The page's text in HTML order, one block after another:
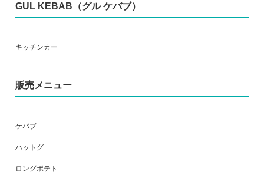
GUL KEBAB（グル ケバブ）
キッチンカー
販売メニュー
ケバブ
ハットグ
ロングポテト